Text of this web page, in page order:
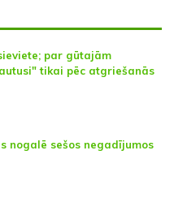
par gūtajām
tikai pēc atgriešanās
nogalē sešos negadījumos